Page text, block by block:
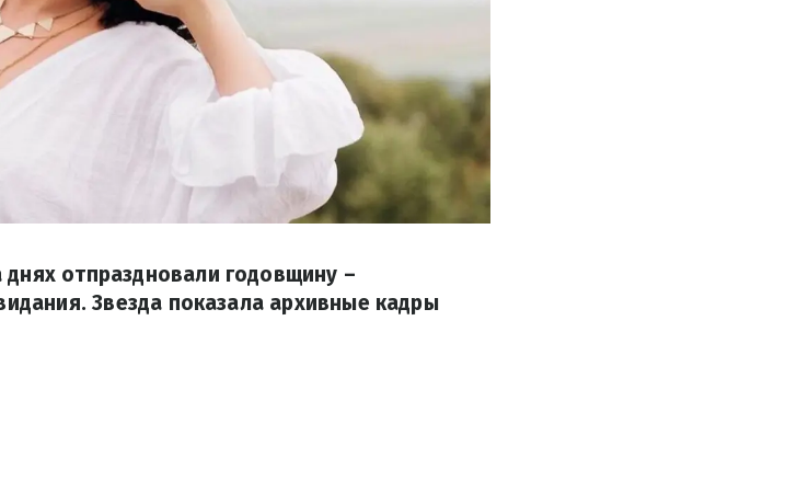
отпраздновали годовщину –
Звезда показала архивные кадры